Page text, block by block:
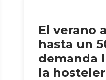
El verano
hasta un
demanda
la